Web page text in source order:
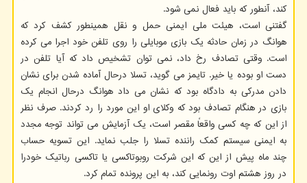
کند، آنطور که باید فعال نمی شود.
گفتنی است، هیئت ملی ایمنی حمل و نقل همینطور کشف کرد که
هوانگ در زمان حادثه یک بازی موبایلی را روی تلفن خود اجرا می کرده
است. وقتی تصادف رخ داد، نمی توان تشخیص داد که آیا تلفن در
دست او بوده یا خیر. تایمز می گوید، تسلا درحال آماده شدن برای نشان
دادن مدرکی به دادگاه بود که نشان می داد هوانگ درحال انجام یک
بازی در هنگام تصادف بود که وکلای او این مورد را رد کردند. صرف نظر
از این که چه کسی واقعاً مقصر است، یک آزمایش می تواند توجه مجدد
به ایمنی سیستم کمک راننده تسلا را جلب نماید. این تسویه حساب
چند ماه پیش از این که این شرکت روبوتاکسی یا تاکسی رباتیک خودرا
در روز هشتم اوت رونمایی کند، به این پرونده تمام کرد.